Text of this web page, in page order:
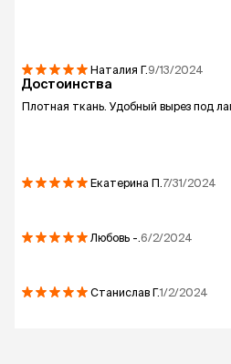
Наталия Г.9/13/2024
Достоинства
Плотная ткань. Удобный вырез под
Екатерина П. 7/31/2024
Любовь -. 6/2/2024
Станислав Г.1/2/2024